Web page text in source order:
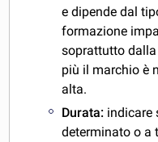
e dipende dal
formazione
soprattutto
più il marchio è
alta.
Durata: indicare
determinato o a